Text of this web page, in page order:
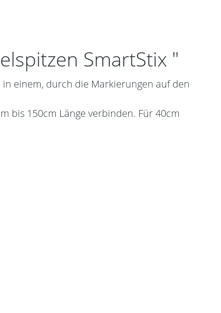
SmartStix "
einem, durch die Markierungen auf den
bis 150cm Länge verbinden. Für 40cm